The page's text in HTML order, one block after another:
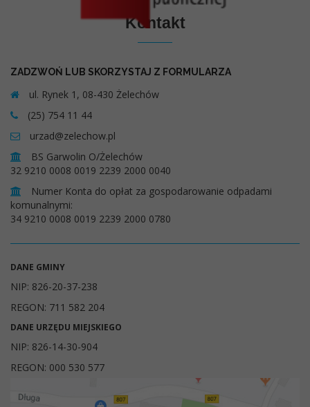
Kontakt
ZADZWOŃ LUB SKORZYSTAJ Z FORMULARZA
ul. Rynek 1, 08-430 Żelechów
(25) 754 11 44
urzad@zelechow.pl
BS Garwolin O/Żelechów
32 9210 0008 0019 2239 2000 0040
Numer Konta do opłat za gospodarowanie odpadami
komunalnymi:
34 9210 0008 0019 2239 2000 0780
DANE GMINY
NIP: 826-20-37-238
REGON: 711 582 204
DANE URZĘDU MIEJSKIEGO
NIP: 826-14-30-904
REGON: 000 530 577